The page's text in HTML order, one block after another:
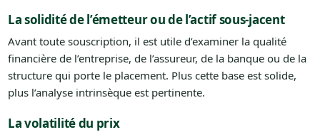
La solidité de l’émetteur ou de l’actif sous-jacent
Avant toute souscription, il est utile d’examiner la qualité
financière de l’entreprise, de l’assureur, de la banque ou de la
structure qui porte le placement. Plus cette base est solide,
plus l’analyse intrinsèque est pertinente.
La volatilité du prix